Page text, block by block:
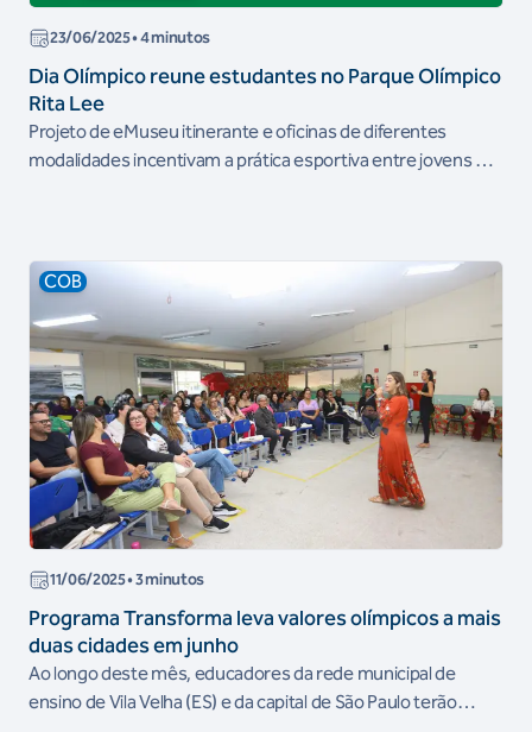
23/06/2025• 4 minutos
Dia Olímpico reune estudantes no Parque Olímpico
Rita Lee
Projeto de eMuseu itinerante e oficinas de diferentes
modalidades incentivam a prática esportiva entre jovens de
COB
11/06/2025• 3 minutos
Programa Transforma leva valores olímpicos a mais
duas cidades em junho
Ao longo deste mês, educadores da rede municipal de
ensino de Vila Velha (ES) e da capital de São Paulo terão